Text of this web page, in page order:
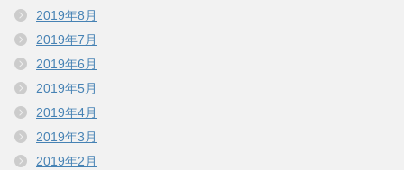
2019年8月
2019年7月
2019年6月
2019年5月
2019年4月
2019年3月
2019年2月